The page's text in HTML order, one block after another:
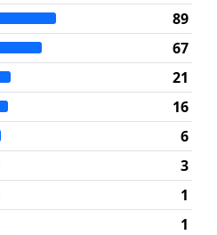
89
67
21
16
6
3
1
1